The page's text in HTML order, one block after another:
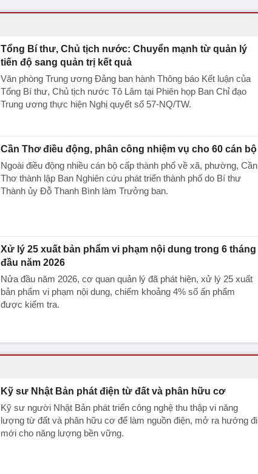
Tổng Bí thư, Chủ tịch nước: Chuyển mạnh từ quản lý
tiến độ sang quản trị kết quả
Văn phòng Trung ương Đảng ban hành Thông báo Kết luận của
Tổng Bí thư, Chủ tịch nước Tô Lâm tại Phiên họp Ban Chỉ đạo
Trung ương thực hiện Nghị quyết số 57-NQ/TW.
Cần Thơ điều động, phân công nhiệm vụ cho 60 cán bộ
Ngoài điều động nhiều cán bộ cấp thành phố về xã, phường, Cần
Thơ thành lập Ban Nghiên cứu phát triển thành phố do Bí thư
Thành ủy Đỗ Thanh Bình làm Trưởng ban.
Xử lý 25 xuất bản phẩm vi phạm nội dung trong 6 tháng
đầu năm 2026
Nửa đầu năm 2026, cơ quan quản lý đã phát hiện, xử lý 25 xuất
bản phẩm vi phạm nội dung, chiếm khoảng 4% số ấn phẩm
được kiểm tra.
Kỹ sư Nhật Bản phát điện từ đất và phân hữu cơ
Kỹ sư người Nhật Bản phát triển công nghệ thu thập vi năng
lượng từ đất và phân hữu cơ để làm nguồn điện, mở ra hướng đi
mới cho năng lượng bền vững.